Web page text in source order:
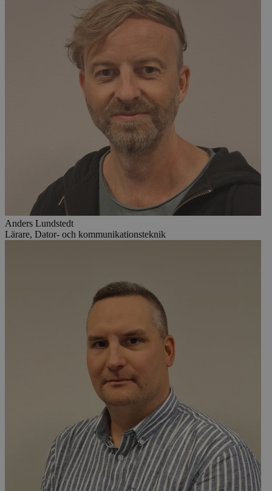
Anders Lundstedt
Lärare, Dator- och kommunikationsteknik